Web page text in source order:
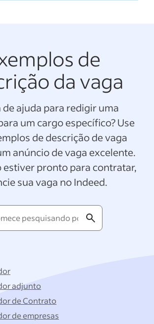
de
da vaga
de ajuda para redigir uma
um cargo específico? Use
de descrição de vaga
anúncio de vaga excelente.
estiver pronto para contratar,
sua vaga no Indeed.
adjunto
de Contrato
de empresas